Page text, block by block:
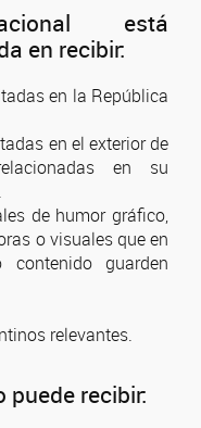
está
en recibir:
en la República
en el exterior de
en su
de humor gráfico,
o visuales que en
guarden
relevantes.
puede recibir: